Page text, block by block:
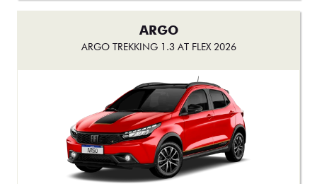
ARGO
ARGO TREKKING 1.3 AT FLEX 2026